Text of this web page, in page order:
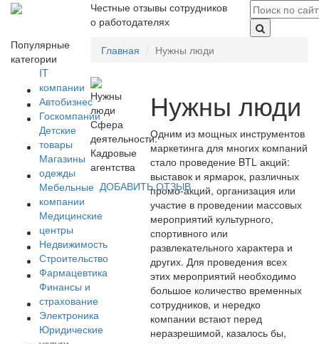
Честные отзывы сотрудников
о работодателях
Популярные
категории
IT
компании
Автобизнес
Госкомпании
Детские
товары
Магазины
одежды
Мебельные
компании
Медицинские
центры
Недвижимость
Строительство
Фармацевтика
Финансы и
страхование
Электроника
Юридические
Главная Нужны люди
Сфера
деятельности:
Кадровые
агентства
ДОБАВИТЬ ОТЗЫВ
Нужны люди
Одним из мощных инструментов
маркетинга для многих компаний
стало проведение BTL акций:
выставок и ярмарок, различных
промо-акций, организация или
участие в проведении массовых
мероприятий культурного,
спортивного или
развлекательного характера и
других. Для проведения всех
этих мероприятий необходимо
большое количество временных
сотрудников, и нередко
компании встают перед
неразрешимой, казалось бы,